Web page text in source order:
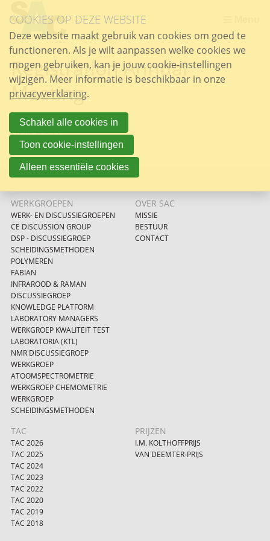
links
over
Spring
naar
de
inhoud
naar
het
menu
Registration Annual
Meeting
NMR-DG Home
WERKGROEPEN
WERK- EN DISCUSSIEGROEPEN
CE DISCUSSION GROUP
DSP - DISCUSSIEGROEP
SCHEIDINGSMETHODEN
POLYMEREN
FABIAN
INFRAROOD & RAMAN
DISCUSSIEGROEP
KNOWLEDGE PLATFORM
LABORATORY MANAGERS
WERKGROEP KWALITEIT TEST
LABORATORIA (KTL)
NMR DISCUSSIEGROEP
WERKGROEP
ATOOMSPECTROMETRIE
WERKGROEP CHEMOMETRIE
WERKGROEP
SCHEIDINGSMETHODEN
OVER SAC
MISSIE
BESTUUR
CONTACT
TAC
TAC 2026
TAC 2025
TAC 2024
TAC 2023
TAC 2022
TAC 2020
TAC 2019
TAC 2018
PRIJZEN
I.M. KOLTHOFFPRIJS
VAN DEEMTER-PRIJS
COOKIES OP DEZE WEBSITE
Deze website maakt gebruik van cookies om goed te
functioneren. Als je wilt aanpassen welke cookies we
mogen gebruiken, kan je jouw cookie-instellingen
wijzigen. Meer informatie is beschikbaar in onze
privacyverklaring.
Schakel alle cookies in
Toon cookie-instellingen
Alleen essentiële cookies